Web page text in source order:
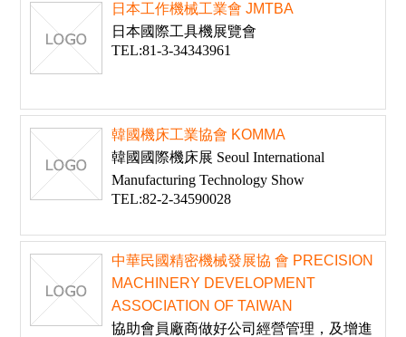
日本工作機械工業會 JMTBA
日本國際工具機展覽會
TEL:81-3-34343961
韓國機床工業協會 KOMMA
韓國國際機床展 Seoul International
Manufacturing Technology Show
TEL:82-2-34590028
中華民國精密機械發展協 會 PRECISION
MACHINERY DEVELOPMENT
ASSOCIATION OF TAIWAN
協助會員廠商做好公司經營管理，及增進